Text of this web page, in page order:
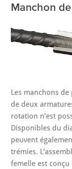
Manchon
Les manchons
de deux
rotation n’est
Disponibles du
peuvent
trémies.
femelle est